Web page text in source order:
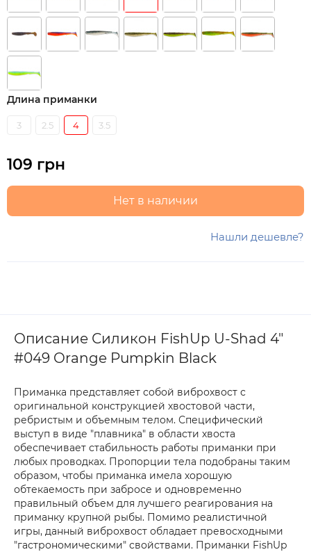
Длина приманки
3 2.5 4 3.5
109 грн
Нет в наличии
Нашли дешевле?
Описание Силикон FishUp U-Shad 4"
#049 Orange Pumpkin Black
Приманка представляет собой виброхвост с
оригинальной конструкцией хвостовой части,
ребристым и объемным телом. Специфический
выступ в виде "плавника" в области хвоста
обеспечивает стабильность работы приманки при
любых проводках. Пропорции тела подобраны таким
образом, чтобы приманка имела хорошую
обтекаемость при забросе и одновременно
правильный объем для лучшего реагирования на
приманку крупной рыбы. Помимо реалистичной
игры, данный виброхвост обладает превосходными
"гастрономическими" свойствами. Приманки FishUp